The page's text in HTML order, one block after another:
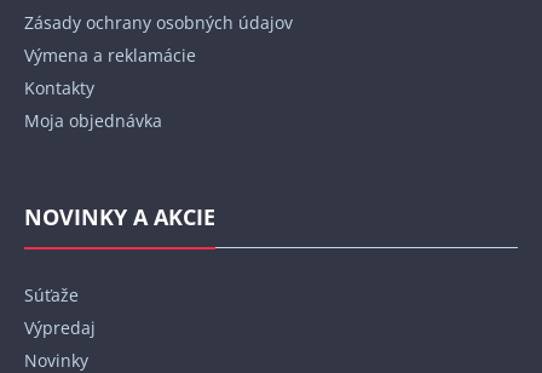
Zásady ochrany osobných údajov
Výmena a reklamácie
Kontakty
Moja objednávka
NOVINKY A AKCIE
Súťaže
Výpredaj
Novinky